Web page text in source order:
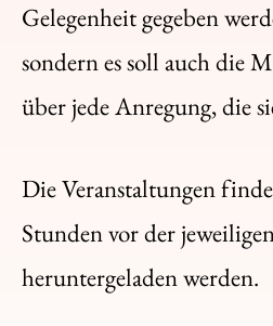
Gelegenheit gegeben
sondern es soll auch die
über jede Anregung, die
Die Veranstaltungen
Stunden vor der
heruntergeladen werden.